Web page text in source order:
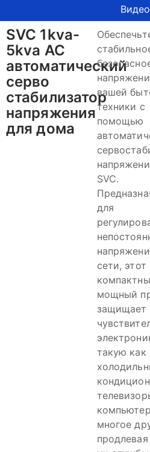
Видео
SVC 1kva-
5kva AC
автоматический
серво
стабилизатор
напряжения
для дома
вашей
техники с
помощью
SVC.
для
сети, этот
мощный
защищает
такую как
многое